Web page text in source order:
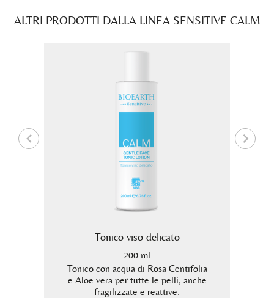
ALTRI PRODOTTI DALLA LINEA SENSITIVE CALM
Tonico viso delicato
200 ml
Tonico con acqua di Rosa Centifolia
e Aloe vera per tutte le pelli, anche
fragilizzate e reattive.